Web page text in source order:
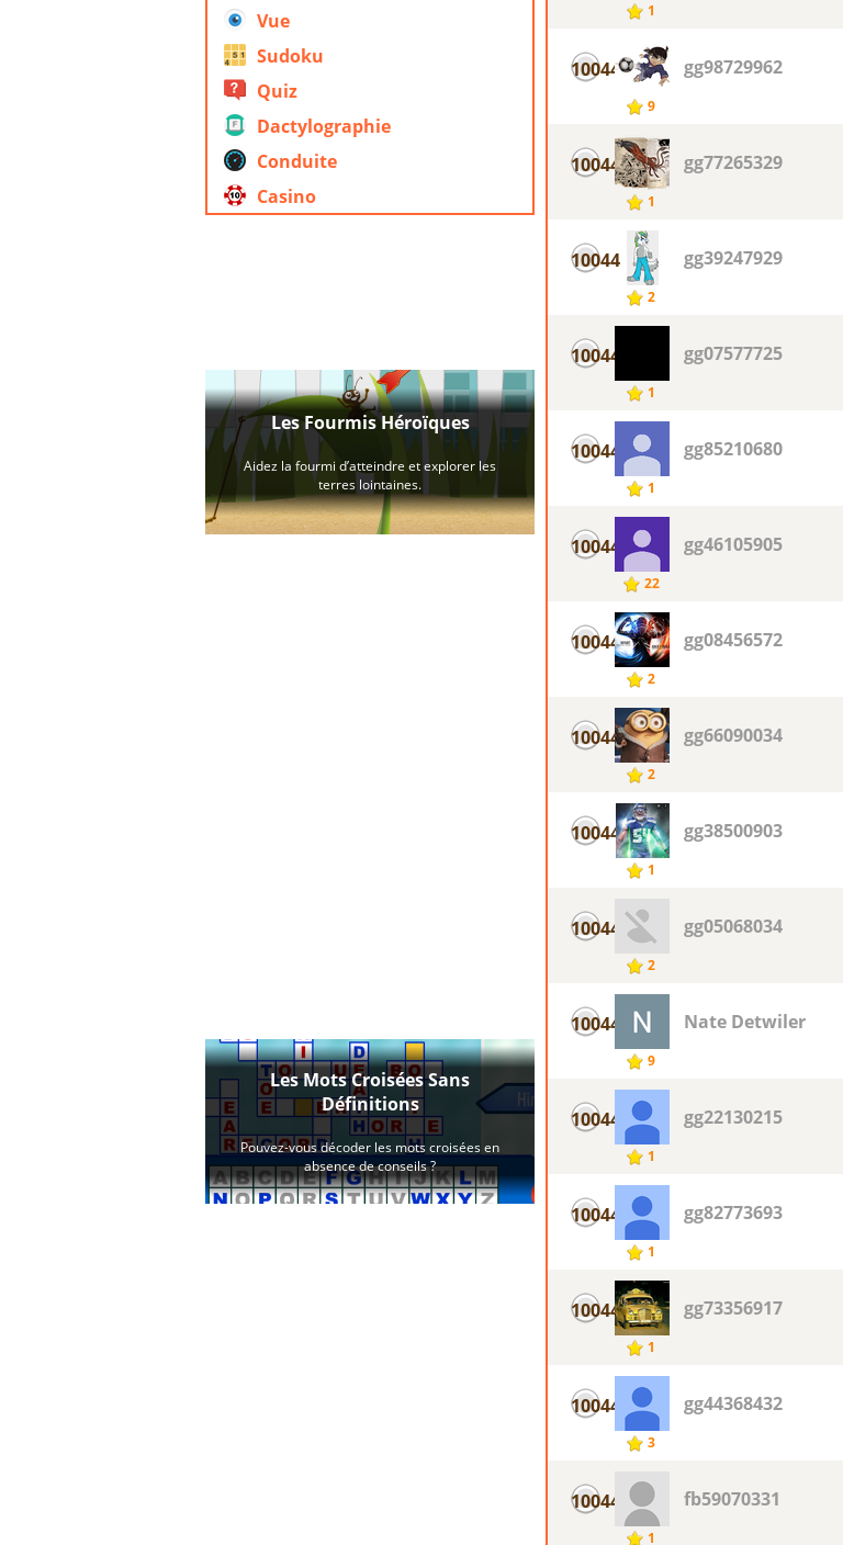
Vue
Sudoku
Quiz
Dactylographie
Conduite
Casino
1
10044
9
gg98729962
10044
1
gg77265329
10044
2
gg39247929
10044
1
gg07577725
10044
1
gg85210680
10044
22
gg46105905
10044
2
gg08456572
10044
2
gg66090034
10044
1
gg38500903
10044
2
gg05068034
10044
9
Nate Detwiler
10044
1
gg22130215
10044
1
gg82773693
10044
1
gg73356917
10044
3
gg44368432
10044
1
fb59070331